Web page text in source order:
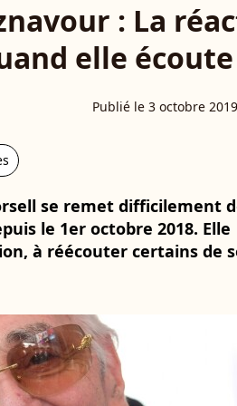
: La
elle
Publié le 3 octobre
se remet difficilement
le 1er octobre 2018. Elle
à réécouter certains de